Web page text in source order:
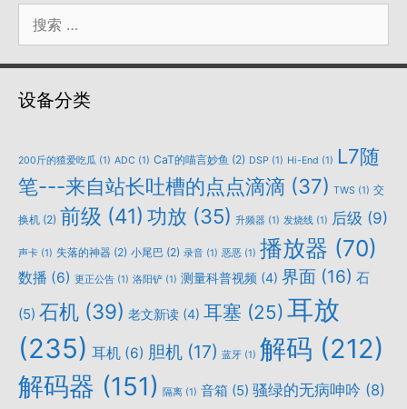
索：
设备分类
200斤的猹爱吃瓜 (1) ADC (1) CaT的喵言妙鱼 (2) DSP (1) Hi-End (1) L7随
笔---来自站长吐槽的点点滴滴 (37) TWS (1) 交
换机 (2) 前级 (41) 功放 (35) 升频器 (1) 发烧线 (1) 后级 (9)
声卡 (1) 失落的神器 (2) 小尾巴 (2) 录音 (1) 恶恶 (1) 播放器 (70)
数播 (6) 更正公告 (1) 洛阳铲 (1) 测量科普视频 (4) 界面 (16) 石
(5) 石机 (39) 老文新读 (4) 耳塞 (25) 耳放
(235) 耳机 (6) 胆机 (17) 蓝牙 (1) 解码 (212)
解码器 (151) 隔离 (1) 音箱 (5) 骚绿的无病呻吟 (8)